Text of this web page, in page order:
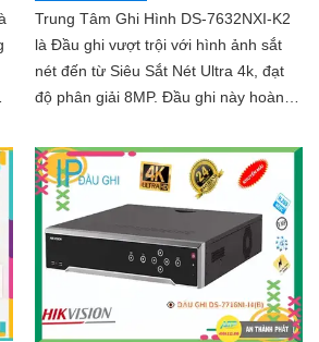
Trung Tâm Ghi Hình DS-7632NXI-K2
là Đầu ghi vượt trội với hình ảnh sắt
nét đến từ Siêu Sắt Nét Ultra 4k, đạt
độ phân giải 8MP. Đầu ghi này hoàn
về hình ảnh của các dự án ONVIF